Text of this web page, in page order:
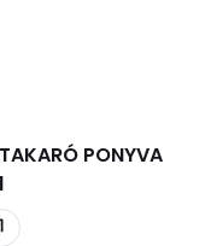
PONYVA